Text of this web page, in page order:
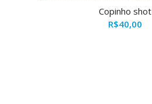
Copinho shot
R$40,00